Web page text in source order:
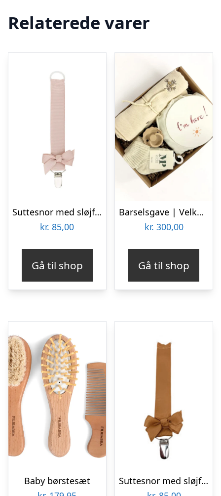
Relaterede varer
Suttesnor med sløjfe, Vanilje – By Stær
kr. 85,00
Gå til shop
Barselsgave | Velkommen til Verden
kr. 300,00
Gå til shop
Baby børstesæt
Suttesnor med sløjfe, gylden – By Stær